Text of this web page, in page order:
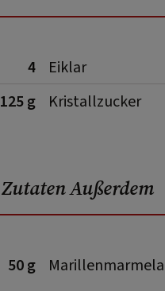
4
Eiklar
125 g
Kristallzucker
Zutaten Außerdem
50 g